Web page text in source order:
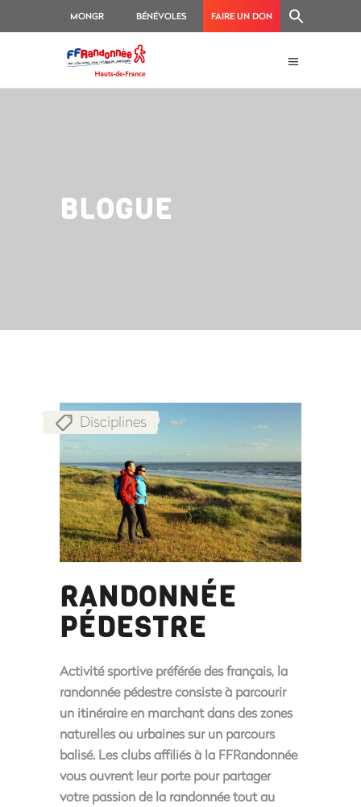
MONGR BÉNÉVOLES FAIRE UN DON
BLOGUE
Disciplines
RANDONNÉE
PÉDESTRE
Activité sportive préférée des français, la
randonnée pédestre consiste à parcourir
un itinéraire en marchant dans des zones
naturelles ou urbaines sur un parcours
balisé. Les clubs affiliés à la FFRandonnée
vous ouvrent leur porte pour partager
votre passion de la randonnée tout au